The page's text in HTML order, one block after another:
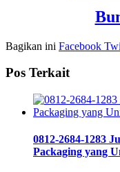
Bagikan ini Facebook
Pos Terkait
0812-2684-1283
Packaging yang